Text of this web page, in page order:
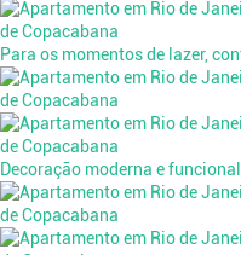
Para os momentos de lazer,
Decoração moderna e